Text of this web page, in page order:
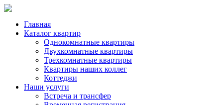
Главная
Каталог квартир
Однокомнатные квартиры
Двухкомнатные квартиры
Трехкомнатные квартиры
Квартиры наших коллег
Коттеджи
Наши услуги
Встреча и трансфер